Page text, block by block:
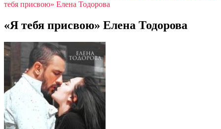
тебя присвою» Елена Тодорова
«Я тебя присвою» Елена Тодорова